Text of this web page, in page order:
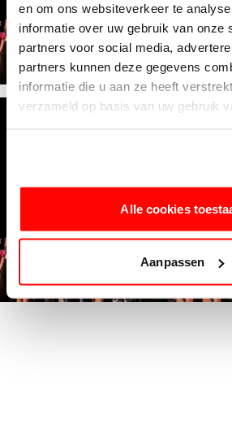
en om ons websiteverkeer te
informatie over uw gebruik van onze
partners voor social media,
partners kunnen deze gegevens
informatie die u aan ze heeft
verzameld op basis van uw gebruik
Alle cookies
Aanpassen